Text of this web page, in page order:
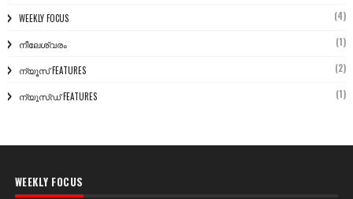
WEEKLY FOCUS (4)
നീലേശ്വരം (1)
ന്യൂസ് FEATURES (2)
ന്യൂസ്ഡ് FEATURES (1)
WEEKLY FOCUS